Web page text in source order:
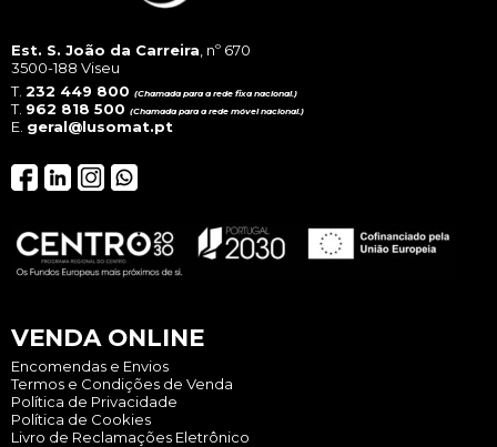
Est. S. João da Carreira , nº 670
3500-188 Viseu
T. 232 449 800 (Chamada para a rede fixa nacional.)
T. 962 818 500 (Chamada para a rede móvel nacional.)
E. geral@lusomat.pt
VENDA ONLINE
Encomendas e Envios
Termos e Condições de Venda
Política de Privacidade
Política de Cookies
Livro de Reclamações Eletrônico